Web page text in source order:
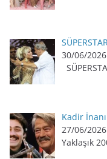
30/06/2026
Kadir
27/06/2026
Yaklaşık